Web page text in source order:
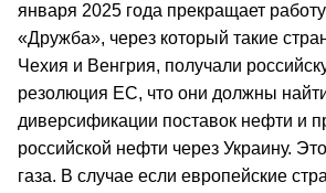
января 2025 года прекращает
«Дружба», через который такие
Чехия и Венгрия, получали
резолюция ЕС, что они должны
диверсификации поставок нефти и
российской нефти через Украину.
газа. В случае если европейские